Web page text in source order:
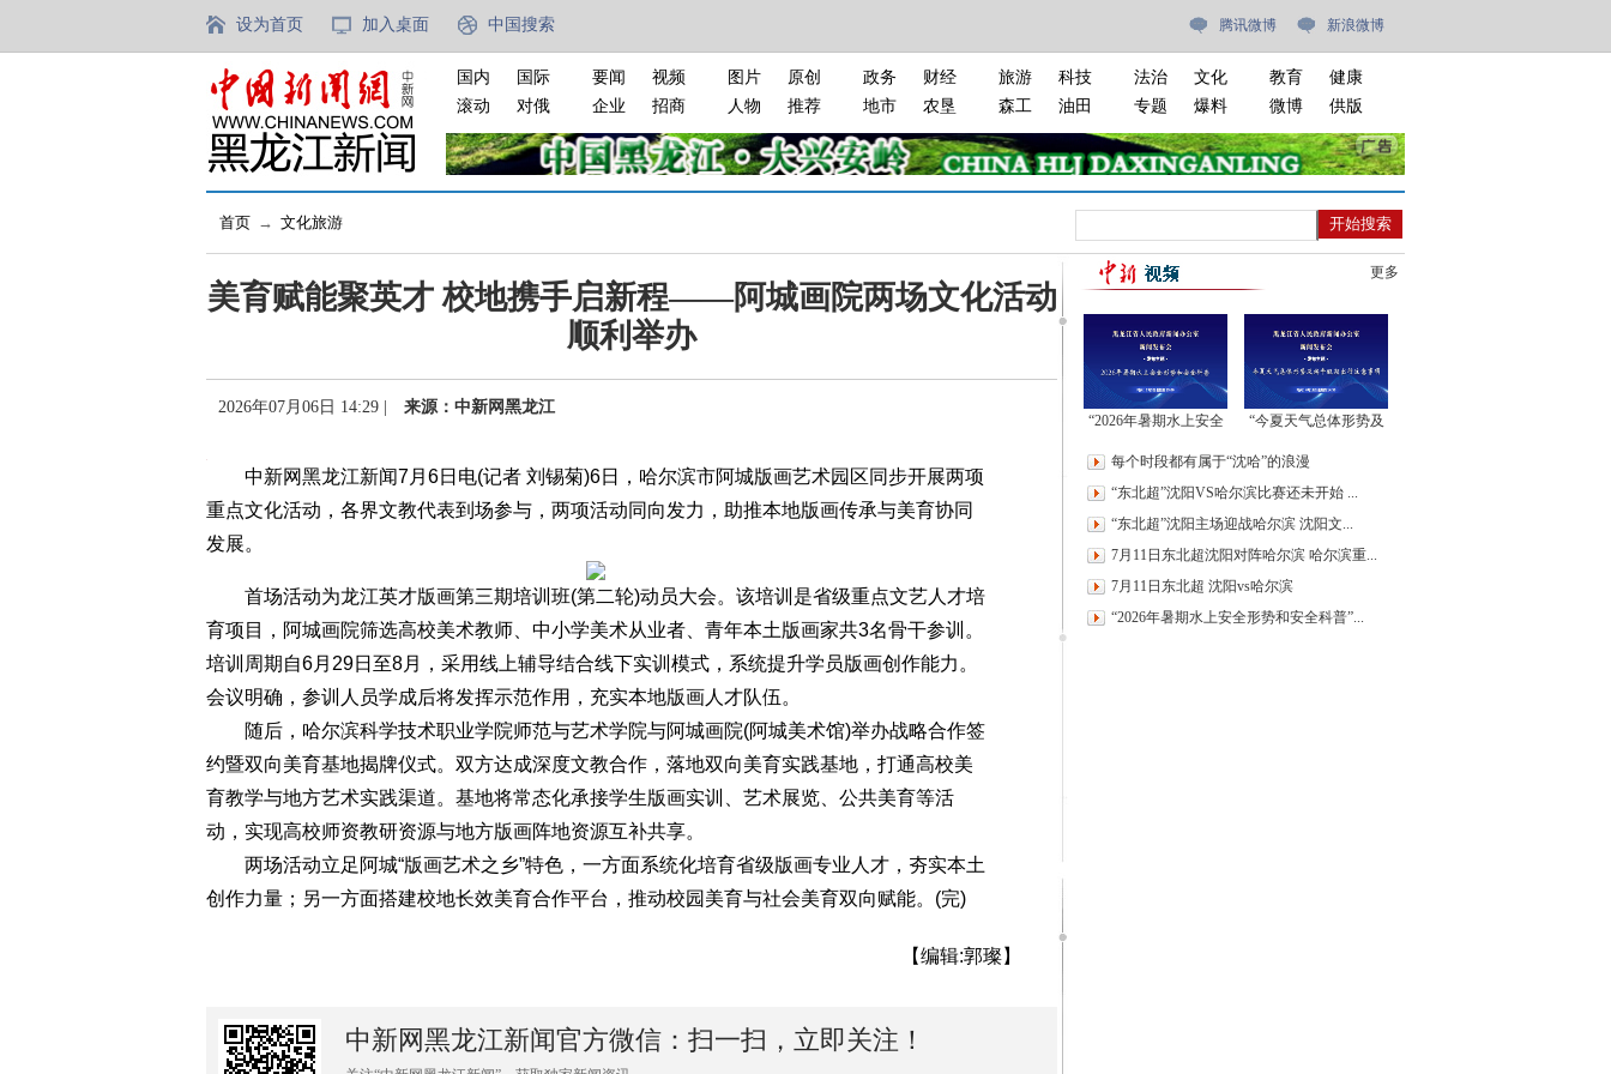
设为首页 加入桌面 中国搜索 腾讯微博 新浪微博
国内
国际
滚动
对俄
要闻
视频
企业
招商
图片
原创
人物
推荐
政务
财经
地市
农垦
旅游
科技
森工
油田
法治
文化
专题
爆料
教育
健康
微博
供版
首页 → 文化旅游
美育赋能聚英才 校地携手启新程——阿城画院两场文化活动
顺利举办
2026年07月06日 14:29 | 来源：中新网黑龙江
中新网黑龙江新闻7月6日电(记者 刘锡菊)6日，哈尔滨市阿城版画艺术园区同步开展两项
重点文化活动，各界文教代表到场参与，两项活动同向发力，助推本地版画传承与美育协同
发展。
首场活动为龙江英才版画第三期培训班(第二轮)动员大会。该培训是省级重点文艺人才培
育项目，阿城画院筛选高校美术教师、中小学美术从业者、青年本土版画家共3名骨干参训。
培训周期自6月29日至8月，采用线上辅导结合线下实训模式，系统提升学员版画创作能力。
会议明确，参训人员学成后将发挥示范作用，充实本地版画人才队伍。
随后，哈尔滨科学技术职业学院师范与艺术学院与阿城画院(阿城美术馆)举办战略合作签
约暨双向美育基地揭牌仪式。双方达成深度文教合作，落地双向美育实践基地，打通高校美
育教学与地方艺术实践渠道。基地将常态化承接学生版画实训、艺术展览、公共美育等活
动，实现高校师资教研资源与地方版画阵地资源互补共享。
两场活动立足阿城“版画艺术之乡”特色，一方面系统化培育省级版画专业人才，夯实本土
创作力量；另一方面搭建校地长效美育合作平台，推动校园美育与社会美育双向赋能。(完)
【编辑:郭璨】
中新网黑龙江新闻官方微信：扫一扫，立即关注！
更多
“2026年暑期水上安全
发布会
“今夏天气总体形势及
项”新闻发布会
每个时段都有属于“沈哈”的浪漫
“东北超”沈阳VS哈尔滨比赛还未开始 ...
“东北超”沈阳主场迎战哈尔滨 沈阳文...
7月11日东北超沈阳对阵哈尔滨 哈尔滨重...
7月11日东北超 沈阳vs哈尔滨
“2026年暑期水上安全形势和安全科普”...